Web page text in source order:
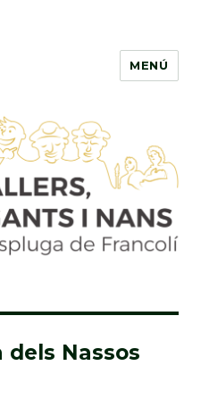
i Nans de
MENÚ
dels Nassos